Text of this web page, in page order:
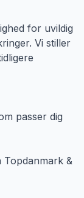
for uvildig
Vi stiller
passer dig
Topdanmark &